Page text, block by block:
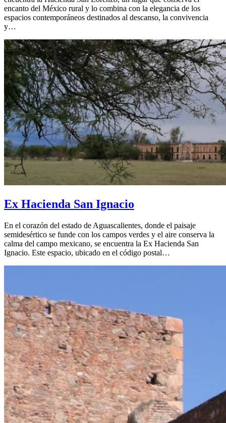
encanto del México rural y lo combina con la elegancia de los
espacios contemporáneos destinados al descanso, la convivencia
y…
Ex Hacienda San Ignacio
En el corazón del estado de Aguascalientes, donde el paisaje
semidesértico se funde con los campos verdes y el aire conserva la
calma del campo mexicano, se encuentra la Ex Hacienda San
Ignacio. Este espacio, ubicado en el código postal…